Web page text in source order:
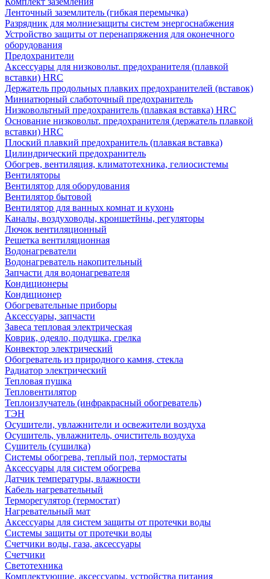
Ленточный заземлитель (гибкая перемычка)
Разрядник для молниезащиты систем энергоснабжения
Устройство защиты от перенапряжения для оконечного
оборудования
Предохранители
Аксессуары для низковольт. предохранителя (плавкой
вставки) HRC
Держатель продольных плавких предохранителей (вставок)
Миниатюрный слаботочный предохранитель
Низковольтный предохранитель (плавкая вставка) HRC
Основание низковольт. предохранителя (держатель плавкой
вставки) HRC
Плоский плавкий предохранитель (плавкая вставка)
Цилиндрический предохранитель
Обогрев, вентиляция, климатотехника, гелиосистемы
Вентиляторы
Вентилятор для оборудования
Вентилятор бытовой
Вентилятор для ванных комнат и кухонь
Каналы, воздуховоды, кроншетйны, регуляторы
Лючок вентиляционный
Решетка вентиляционная
Водонагреватели
Водонагреватель накопительный
Запчасти для водонагревателя
Кондиционеры
Кондиционер
Обогревательные приборы
Аксессуары, запчасти
Завеса тепловая электрическая
Коврик, одеяло, подушка, грелка
Конвектор электрический
Обогреватель из природного камня, стекла
Радиатор электрический
Тепловая пушка
Тепловентилятор
Теплоизлучатель (инфракрасный обогреватель)
ТЭН
Осушители, увлажнители и освежители воздуха
Осушитель, увлажнитель, очиститель воздуха
Сушитель (сушилка)
Системы обогрева, теплый пол, термостаты
Аксессуары для систем обогрева
Датчик температуры, влажности
Кабель нагревательный
Терморегулятор (термостат)
Нагревательный мат
Аксессуары для систем защиты от протечки воды
Системы защиты от протечки воды
Счетчики воды, газа, аксессуары
Счетчики
Светотехника
Комплектующие, аксессуары, устройства питания